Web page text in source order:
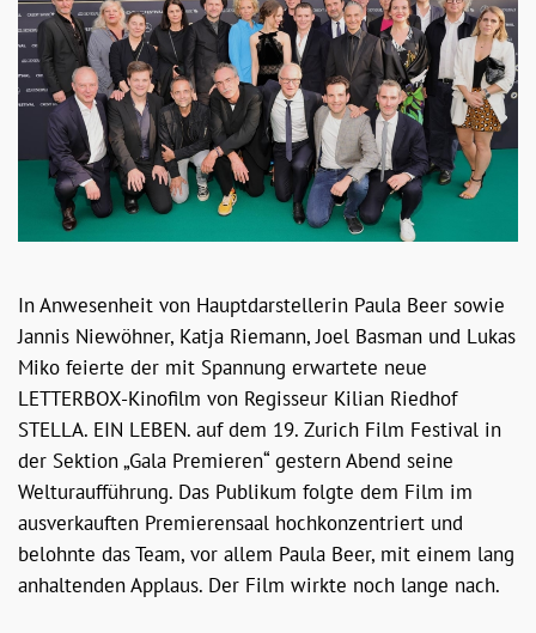
In Anwesenheit von Hauptdarstellerin Paula Beer sowie
Jannis Niewöhner, Katja Riemann, Joel Basman und Lukas
Miko feierte der mit Spannung erwartete neue
LETTERBOX-Kinofilm von Regisseur Kilian Riedhof
STELLA. EIN LEBEN. auf dem 19. Zurich Film Festival in
der Sektion „Gala Premieren“ gestern Abend seine
Welturaufführung. Das Publikum folgte dem Film im
ausverkauften Premierensaal hochkonzentriert und
belohnte das Team, vor allem Paula Beer, mit einem lang
anhaltenden Applaus. Der Film wirkte noch lange nach.